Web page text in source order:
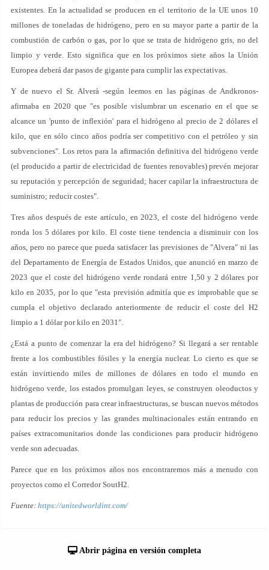
existentes. En la actualidad se producen en el territorio de la UE unos 10
millones de toneladas de hidrógeno, pero en su mayor parte a partir de la
combustión de carbón o gas, por lo que se trata de hidrógeno gris, no del
limpio y verde. Esto significa que en los próximos siete años la Unión
Europea deberá dar pasos de gigante para cumplir las expectativas.
Y de nuevo el Sr. Alverà -según leemos en las páginas de Andkronos-
afirmaba en 2020 que "es posible vislumbrar un escenario en el que se
alcance un 'punto de inflexión' para el hidrógeno al precio de 2 dólares el
kilo, que en sólo cinco años podría ser competitivo con el petróleo y sin
subvenciones". Los retos para la afirmación definitiva del hidrógeno verde
(el producido a partir de electricidad de fuentes renovables) prevén mejorar
su reputación y percepción de seguridad; hacer capilar la infraestructura de
suministro; reducir costes".
Tres años después de este artículo, en 2023, el coste del hidrógeno verde
ronda los 5 dólares por kilo. El coste tiene tendencia a disminuir con los
años, pero no parece que pueda satisfacer las previsiones de "Alvera" ni las
del Departamento de Energía de Estados Unidos, que anunció en marzo de
2023 que el coste del hidrógeno verde rondará entre 1,50 y 2 dólares por
kilo en 2035, por lo que "esta previsión admitía que es improbable que se
cumpla el objetivo declarado anteriormente de reducir el coste del H2
limpio a 1 dólar por kilo en 2031".
¿Está a punto de comenzar la era del hidrógeno? Si llegará a ser rentable
frente a los combustibles fósiles y la energía nuclear. Lo cierto es que se
están invirtiendo miles de millones de dólares en todo el mundo en
hidrógeno verde, los estados promulgan leyes, se construyen oleoductos y
plantas de producción para crear infraestructuras, se buscan nuevos métodos
para reducir los precios y las grandes multinacionales están entrando en
países extracomunitarios donde las condiciones para producir hidrógeno
verde son adecuadas.
Parece que en los próximos años nos encontraremos más a menudo con
proyectos como el Corredor SoutH2.
Fuente: https://unitedworldint.com/
Abrir página en versión completa